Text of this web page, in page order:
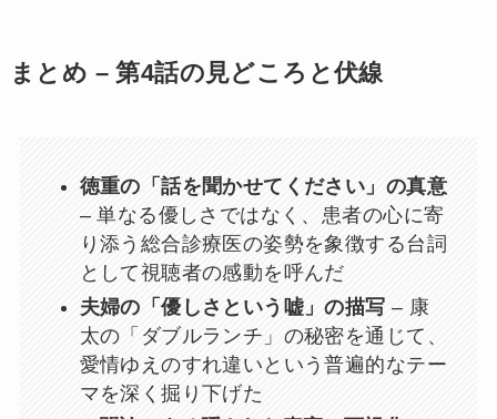
まとめ – 第4話の見どころと伏線
徳重の「話を聞かせてください」の真意
– 単なる優しさではなく、患者の心に寄
り添う総合診療医の姿勢を象徴する台詞
として視聴者の感動を呼んだ
夫婦の「優しさという嘘」の描写 – 康
太の「ダブルランチ」の秘密を通じて、
愛情ゆえのすれ違いという普遍的なテー
マを深く掘り下げた